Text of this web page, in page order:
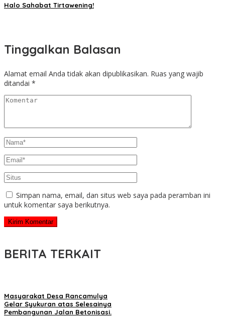
Halo Sahabat Tirtawening!
Tinggalkan Balasan
Alamat email Anda tidak akan dipublikasikan. Ruas yang wajib
ditandai *
Simpan nama, email, dan situs web saya pada peramban ini
untuk komentar saya berikutnya.
BERITA TERKAIT
Masyarakat Desa Rancamulya
Gelar Syukuran atas Selesainya
Pembangunan Jalan Betonisasi.